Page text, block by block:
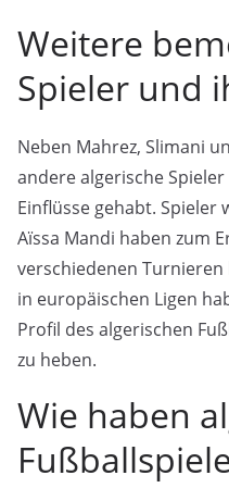
Weitere
Spieler und
Neben Mahrez, Slimani
andere algerische
Einflüsse gehabt. Spieler
Aïssa Mandi haben zum
verschiedenen
in europäischen Ligen
Profil des algerischen
zu heben.
Wie haben